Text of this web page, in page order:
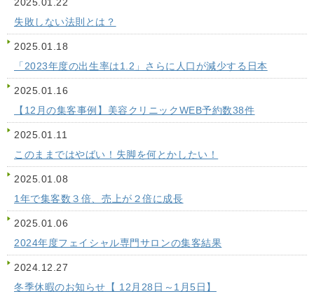
2025.01.22
失敗しない法則とは？
2025.01.18
「2023年度の出生率は1.2」さらに人口が減少する日本
2025.01.16
【12月の集客事例】美容クリニックWEB予約数38件
2025.01.11
このままではやばい！失脚を何とかしたい！
2025.01.08
1年で集客数３倍、売上が２倍に成長
2025.01.06
2024年度フェイシャル専門サロンの集客結果
2024.12.27
冬季休暇のお知らせ【 12月28日～1月5日】